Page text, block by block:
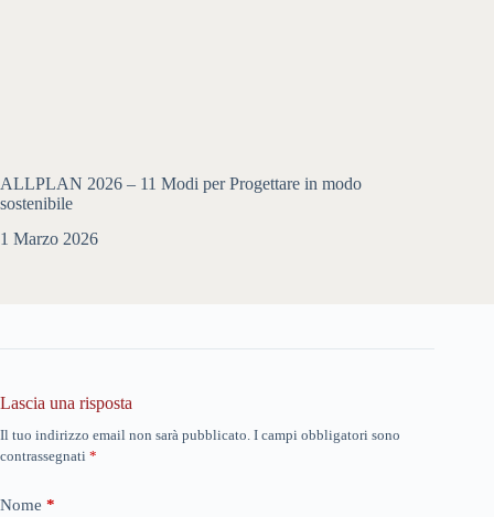
ALLPLAN 2026 – 11 Modi per Progettare in modo
sostenibile
1 Marzo 2026
Lascia una risposta
Il tuo indirizzo email non sarà pubblicato. I campi obbligatori sono
contrassegnati *
Nome *